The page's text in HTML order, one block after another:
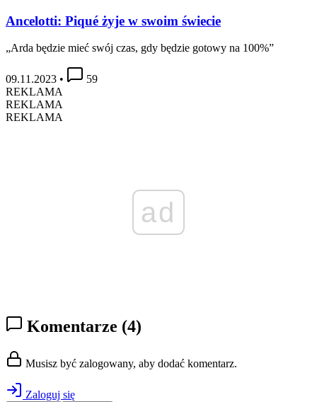
Ancelotti: Piqué żyje w swoim świecie
„Arda będzie mieć swój czas, gdy będzie gotowy na 100%”
09.11.2023 •
59
REKLAMA
REKLAMA
REKLAMA
ad
Komentarze (4)
Musisz być zalogowany, aby dodać komentarz.
Zaloguj się